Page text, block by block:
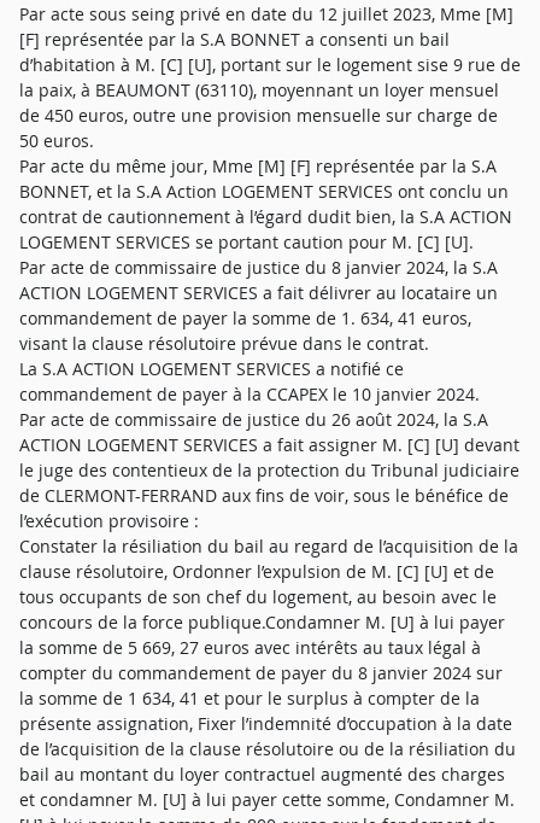
Par acte sous seing privé en date du 12 juillet 2023, Mme [M]
[F] représentée par la S.A BONNET a consenti un bail
d’habitation à M. [C] [U], portant sur le logement sise 9 rue de
la paix, à BEAUMONT (63110), moyennant un loyer mensuel
de 450 euros, outre une provision mensuelle sur charge de
50 euros.
Par acte du même jour, Mme [M] [F] représentée par la S.A
BONNET, et la S.A Action LOGEMENT SERVICES ont conclu un
contrat de cautionnement à l’égard dudit bien, la S.A ACTION
LOGEMENT SERVICES se portant caution pour M. [C] [U].
Par acte de commissaire de justice du 8 janvier 2024, la S.A
ACTION LOGEMENT SERVICES a fait délivrer au locataire un
commandement de payer la somme de 1. 634, 41 euros,
visant la clause résolutoire prévue dans le contrat.
La S.A ACTION LOGEMENT SERVICES a notifié ce
commandement de payer à la CCAPEX le 10 janvier 2024.
Par acte de commissaire de justice du 26 août 2024, la S.A
ACTION LOGEMENT SERVICES a fait assigner M. [C] [U] devant
le juge des contentieux de la protection du Tribunal judiciaire
de CLERMONT-FERRAND aux fins de voir, sous le bénéfice de
l’exécution provisoire :
Constater la résiliation du bail au regard de l’acquisition de la
clause résolutoire, Ordonner l’expulsion de M. [C] [U] et de
tous occupants de son chef du logement, au besoin avec le
concours de la force publique.Condamner M. [U] à lui payer
la somme de 5 669, 27 euros avec intérêts au taux légal à
compter du commandement de payer du 8 janvier 2024 sur
la somme de 1 634, 41 et pour le surplus à compter de la
présente assignation, Fixer l’indemnité d’occupation à la date
de l’acquisition de la clause résolutoire ou de la résiliation du
bail au montant du loyer contractuel augmenté des charges
et condamner M. [U] à lui payer cette somme, Condamner M.